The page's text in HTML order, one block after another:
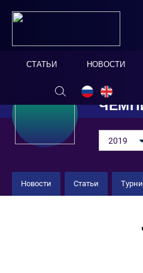
СТАТЬИ НОВОСТИ
2019
Новости Статьи